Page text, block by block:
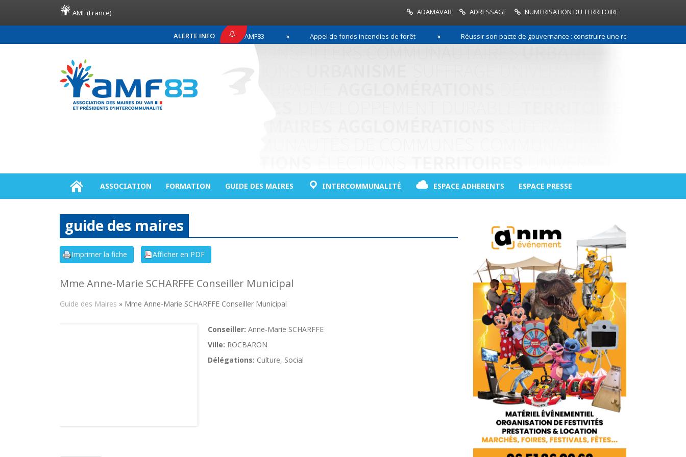
AMF (France) ADAMAVAR ADRESSAGE NUMERISATION DU TERRITOIRE
ALERTE INFO
COMMUNIQUÉ DE PRESSE AMF83 Appel de fonds incendies de forêt Réussir son pacte de gouvernance : construire une relation de confiance entre
ASSOCIATION FORMATION GUIDE DES MAIRES INTERCOMMUNALITÉ ESPACE ADHERENTS ESPACE PRESSE
guide des maires
Mme Anne-Marie SCHARFFE Conseiller Municipal
Guide des Maires » Mme Anne-Marie SCHARFFE Conseiller Municipal
Conseiller: Anne-Marie SCHARFFE
Ville: ROCBARON
Délégations: Culture, Social